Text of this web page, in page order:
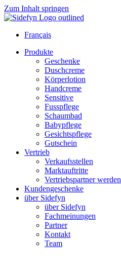
Zum Inhalt springen
Français
Produkte
Geschenke
Duschcreme
Körperlotion
Handcreme
Sensitive
Fusspflege
Schaumbad
Babypflege
Gesichtspflege
Gutschein
Vertrieb
Verkaufsstellen
Marktauftritte
Vertriebspartner werden
Kundengeschenke
über Sidefyn
über Sidefyn
Fachmeinungen
Partner
Kontakt
Team